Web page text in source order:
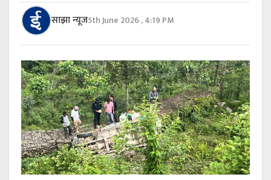
साझा न्यूज5th June 2026 , 4:19 PM